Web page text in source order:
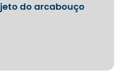
do arcabouço